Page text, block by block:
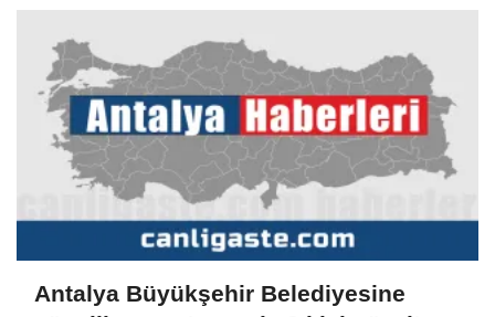
Antalya Büyükşehir Belediyesine